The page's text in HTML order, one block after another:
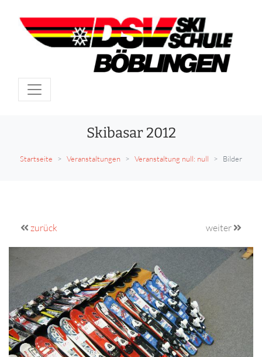
Skibasar 2012
Startseite Veranstaltungen Veranstaltung null: null Bilder
zurück weiter